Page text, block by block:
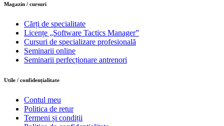
Magazin / cursuri
Cărți de specialitate
Licențe „Software Tactics Manager”
Cursuri de specializare profesională
Seminarii online
Seminarii perfecționare antrenori
Utile / confidențialitate
Contul meu
Politica de retur
Termeni și condiții